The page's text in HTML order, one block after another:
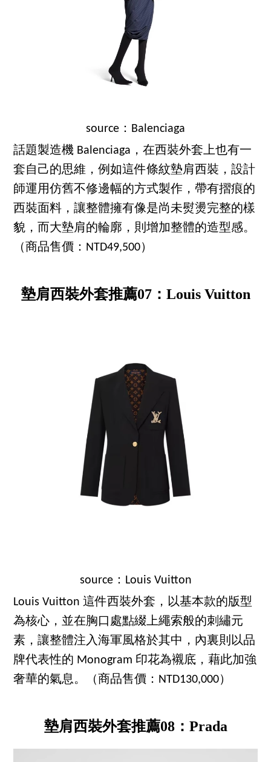
source：Balenciaga
話題製造機 Balenciaga，在西裝外套上也有一
套自己的思維，例如這件條紋墊肩西裝，設計
師運用仿舊不修邊幅的方式製作，帶有摺痕的
西裝面料，讓整體擁有像是尚未熨燙完整的樣
貌，而大墊肩的輪廓，則增加整體的造型感。
（商品售價：NTD49,500）
墊肩西裝外套推薦07：Louis Vuitton
source：Louis Vuitton
Louis Vuitton 這件西裝外套，以基本款的版型
為核心，並在胸口處點綴上繩索般的刺繡元
素，讓整體注入海軍風格於其中，內裏則以品
牌代表性的 Monogram 印花為襯底，藉此加強
奢華的氣息。（商品售價：NTD130,000）
墊肩西裝外套推薦08：Prada